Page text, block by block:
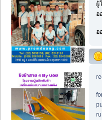
ผู้
อ
อ